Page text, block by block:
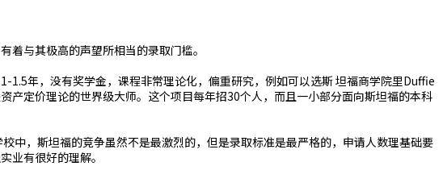
着与其极高的声望所相当的录取门槛。
1.5年，没有奖学金，课程非常理论化，偏重研究，例如可以选斯 坦福商学院里Duffie
产定价理论的世界级大师。这个项目每年招30个人，而且一小部分面向斯坦福的本科
中，斯坦福的竞争虽然不是最激烈的，但是录取标准是最严格的，申请人数理基础要
业有很好的理解。